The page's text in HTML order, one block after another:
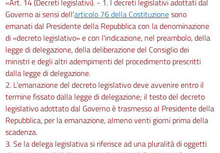
«Art. 14 (Decreti legislativi). - 1. I decreti legislativi adottati dal
Governo ai sensi dell'articolo 76 della Costituzionesono
emanati dal Presidente della Repubblica con la denominazione
di «decreto legislativo» e con l'indicazione, nel preambolo, della
legge di delegazione, della deliberazione del Consiglio dei
ministri e degli altri adempimenti del procedimento prescritti
dalla legge di delegazione.
2. L'emanazione del decreto legislativo deve avvenire entro il
termine fissato dalla legge di delegazione; il testo del decreto
legislativo adottato dal Governo è trasmesso al Presidente della
Repubblica, per la emanazione, almeno venti giorni prima della
scadenza.
3. Se la delega legislativa si riferisce ad una pluralità di oggetti